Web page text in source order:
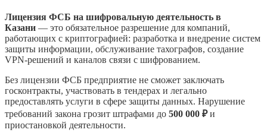
Лицензия ФСБ на шифровальную деятельность в
Казани — это обязательное разрешение для компаний,
работающих с криптографией: разработка и внедрение систем
защиты информации, обслуживание тахографов, создание
VPN-решений и каналов связи с шифрованием.
Без лицензии ФСБ предприятие не сможет заключать
госконтракты, участвовать в тендерах и легально
предоставлять услуги в сфере защиты данных. Нарушение
требований закона грозит штрафами до 500 000 ₽и
приостановкой деятельности.